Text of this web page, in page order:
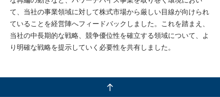
て、当社の事業領域に対して株式市場から厳しい目線が向けられ
ていることを経営陣へフィードバックしました。これを踏まえ、
当社の中長期的な戦略、競争優位性を確立する領域について、よ
り明確な戦略を提示していく必要性を共有しました。